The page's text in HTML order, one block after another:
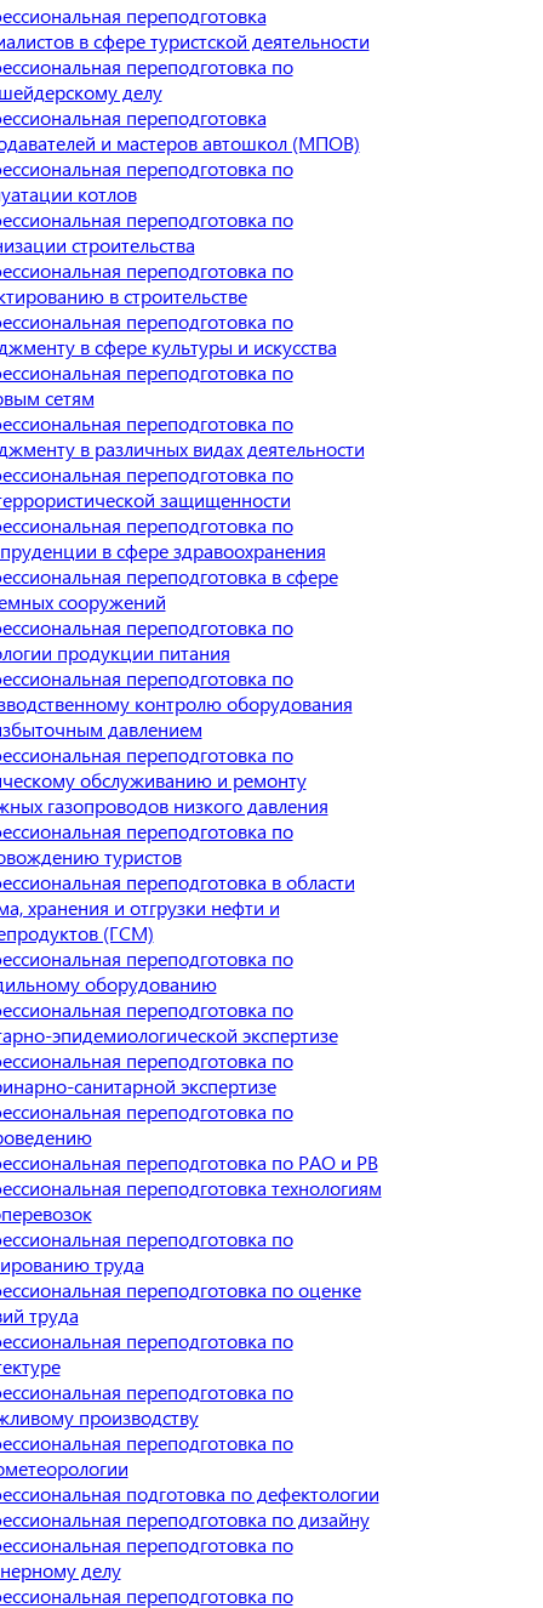
переподготовка
в сфере туристской деятельности
переподготовка по
делу
переподготовка
и мастеров автошкол (МПОВ)
переподготовка по
котлов
переподготовка по
строительства
переподготовка по
в строительстве
переподготовка по
в сфере культуры и искусства
переподготовка по
сетям
переподготовка по
в различных видах деятельности
переподготовка по
защищенности
переподготовка по
в сфере здравоохранения
переподготовка в сфере
сооружений
переподготовка по
продукции питания
переподготовка по
контролю оборудования
давлением
переподготовка по
обслуживанию и ремонту
газопроводов низкого давления
переподготовка по
туристов
переподготовка в области
хранения и отгрузки нефти и
(ГСМ)
переподготовка по
оборудованию
переподготовка по
эпидемиологической экспертизе
переподготовка по
санитарной экспертизе
переподготовка по
переподготовка по РАО и РВ
переподготовка технологиям
переподготовка по
труда
переподготовка по оценке
труда
переподготовка по
переподготовка по
производству
переподготовка по
подготовка по дефектологии
переподготовка по дизайну
переподготовка по
делу
переподготовка по